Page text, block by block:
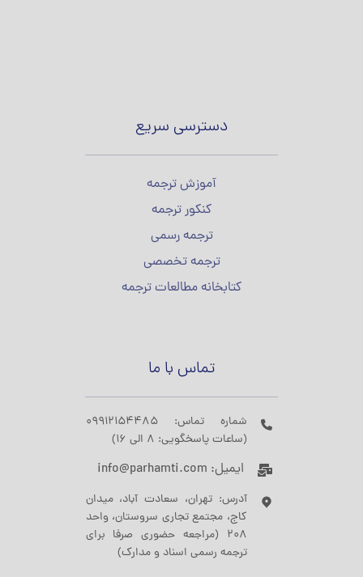
دسترسی سریع
آموزش ترجمه
کنکور ترجمه
ترجمه رسمی
ترجمه تخصصی
کتابخانه مطالعات ترجمه
تماس با ما
شماره تماس: 09912154485
(ساعات پاسخگویی: 8 الی 16)
ایمیل: info@parhamti.com
آدرس: تهران، سعادت آباد، میدان
کاج، مجتمع تجاری سروستان، واحد
208 (مراجعه حضوری صرفا برای
ترجمه رسمی اسناد و مدارک)